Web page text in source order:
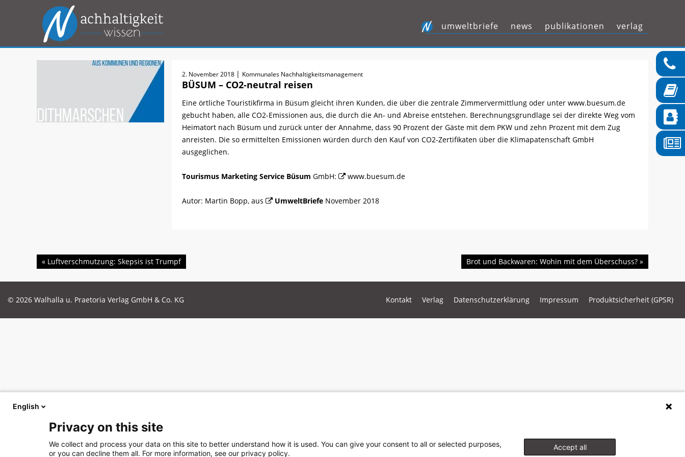
Zum
Inhalt
springen
umweltbriefe news publikationen verlag
2. November 2018 | Kommunales Nachhaltigkeitsmanagement
BÜSUM – CO2-neutral reisen
Eine örtliche Touristikfirma in Büsum gleicht ihren Kunden, die über die zentrale Zimmervermittlung oder unter www.buesum.de
gebucht haben, alle CO2-Emissionen aus, die durch die An- und Abreise entstehen. Berechnungsgrundlage sei der direkte Weg vom
Heimatort nach Büsum und zurück unter der Annahme, dass 90 Prozent der Gäste mit dem PKW und zehn Prozent mit dem Zug
anreisten. Die so ermittelten Emissionen würden durch den Kauf von CO2-Zertifikaten über die Klimapatenschaft GmbH
ausgeglichen.
Tourismus Marketing Service Büsum GmbH: www.buesum.de
Autor: Martin Bopp, aus UmweltBriefe November 2018
Beitragsnavigation
« Luftverschmutzung: Skepsis ist Trumpf Brot und Backwaren: Wohin mit dem Überschuss? »
© 2026 Walhalla u. Praetoria Verlag GmbH & Co. KG Kontakt Verlag Datenschutzerklärung Impressum Produktsicherheit (GPSR)
English
Privacy on this site
We collect and process your data on this site to better understand how it is used. You can give your consent to all or selected purposes,
or you can decline them all. For more information, see our privacy policy.
Accept all